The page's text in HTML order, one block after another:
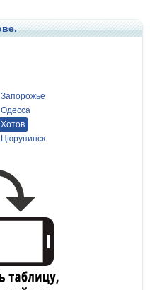
Запорожье
Одесса
Хотов
Цюрупинск